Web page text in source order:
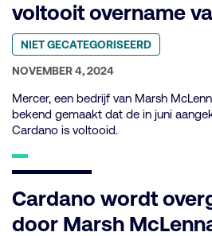
voltooit overname
Geplaatst
categorie:
NIET GECATEGORISEERD
GEPUBLICEERD
NOVEMBER 4, 2024
Mercer, een bedrijf van Marsh
bekend gemaakt dat de in juni
Cardano is voltooid.
Cardano wordt
door Marsh